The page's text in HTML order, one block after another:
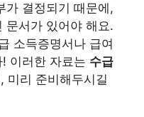
가 결정되기 때문에,
문서가 있어야 해요.
소득증명서나 급여
이러한 자료는 수급
미리 준비해두시길